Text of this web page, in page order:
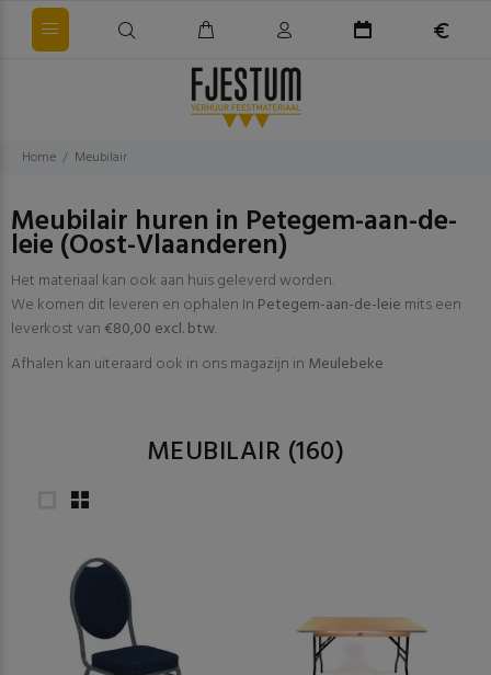
Home Meubilair
Meubilair huren in Petegem-aan-de-
leie (Oost-Vlaanderen)
Het materiaal kan ook aan huis geleverd worden.
We komen dit leveren en ophalen In Petegem-aan-de-leie mits een
leverkost van€80,00 excl. btw.
Afhalen kan uiteraard ook in ons magazijn in Meulebeke
MEUBILAIR (160)